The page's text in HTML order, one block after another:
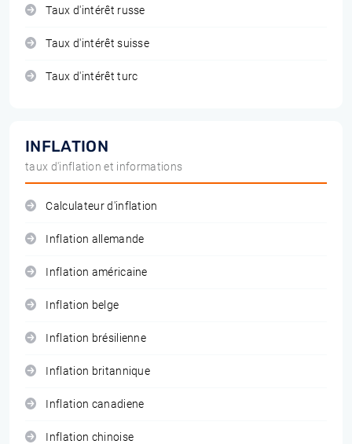
Taux d'intérêt russe
Taux d'intérêt suisse
Taux d'intérêt turc
INFLATION
taux d'inflation et informations
Calculateur d'inflation
Inflation allemande
Inflation américaine
Inflation belge
Inflation brésilienne
Inflation britannique
Inflation canadiene
Inflation chinoise